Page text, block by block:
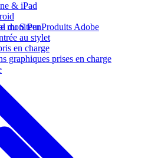
& iPad
moniteur
au stylet
en charge
graphiques prises en charge
du S PenProduits Adobe